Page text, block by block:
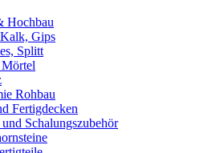
Hochbau
Gips
Splitt
Rohbau
Fertigdecken
Schalungszubehör